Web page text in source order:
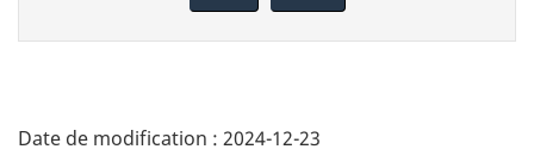
page
Date de modification : 2024-12-23